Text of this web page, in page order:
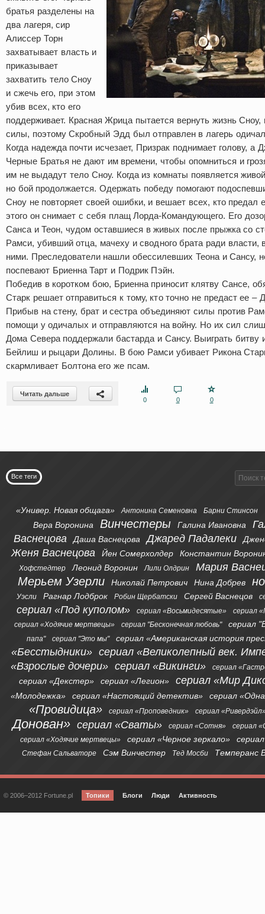
братья разделены на
два лагеря, сир
Алиссер Торн
захватывает власть и
приказывает
захватить тело Сноу
и сжечь его, при этом
убив всех, кто его
поддерживает. Красная Жрица пытается вернуть жизнь Сноу,
силы, поэтому Скробный Эдд был отправлен в лагерь
Когда надежда почти исчезает, Призрак поднимает голову, а
Черные Братья не дают им времени, чтобы опомниться и
им не выдадут тело Сноу. Когда из комнаты появляется
но бой продолжается. Одержать победу помогают
Сноу не повторяет своей ошибки, и вешает всех, кто предал
этого он снимает с себя плащ Лорда-Командующего. Его
Санса и Теон, чудом оставшиеся в живых после прыжка со
Рамси, убивший отца, мачеху и сводного брата ради
ними. Преследователи нашли обессилевших Теона и Сансу,
поспевают Бриенна Тарт и Подрик Пэйн.
Победив в коротком бою, Бриенна приносит клятву Сансе,
Старк решает отправиться к тому, кто точно не предаст ее –
Прибыв на стену, брат и сестра объединяют силы против
помощи у одичалых и отправляются на войну. Но их сил
Дома Севера поддержали бастарда и Сансу. Выиграть битву
Бейлиш и рыцари Долины. В бою Рамси убивает Рикона
скармливает Болтона его же псам.
Читать дальше
0
0 0
Все теги
«Универ. Новая общага» Антонина Семеновна Барни Стинсон
Вера Воронина Винчестеры Галина Ивановна
Васнецова
Даша Васнецова Джаред Падалеки
Женя Васнецова Йен Сомерхолдер Константин
Хофстедтер Леонид Воронин Лили Олдрин Мария
Мерьем Узерли Николай Петрович Нина Добрев
Уэсли Рагнар Лодброк Робин Щербатски Сергей Васнецов
сериал «Под куполом» сериал «Восьмидесятые»
сериал
сериал «Ходячие мертвецы»
сериал "Бесконечная любовь" сериал
папа" сериал "Это мы" сериал «Американская история
«Бесстыдники» сериал «Великолепный век.
«Взрослые дочери» сериал «Викинги» сериал
сериал «Декстер» сериал «Легион» сериал «Мир
«Молодежка» сериал «Настоящий детектив» сериал
«Провидица» сериал «Проповедник» сериал
Донован» сериал «Сваты» сериал «Сотня»
сериал
сериал «Ходячие мертвецы»
сериал «Черное зеркало»
Стефан Сальваторе Сэм Винчестер Тед Мосби Темперанс
© 2006–2012 Fortune.pl Топики Блоги Люди Активность